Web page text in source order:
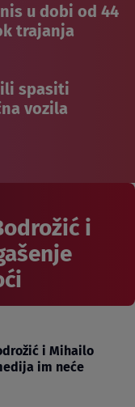
u dobi od 44
trajanja
spasiti
vozila
i
i Mihailo
im neće